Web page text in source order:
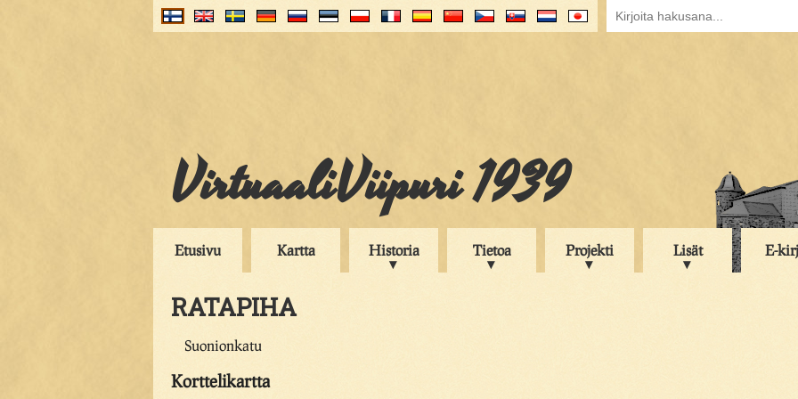
VirtuaaliViipuri 1939
Etusivu Kartta Historia Tietoa Projekti Lisät E-
RATAPIHA
Suonionkatu
Korttelikartta